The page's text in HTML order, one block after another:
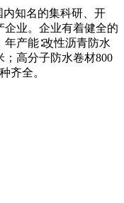
内知名的集科研、开
企业。企业有着健全的
产能∶改性沥青防水
；高分子防水卷材800
齐全。